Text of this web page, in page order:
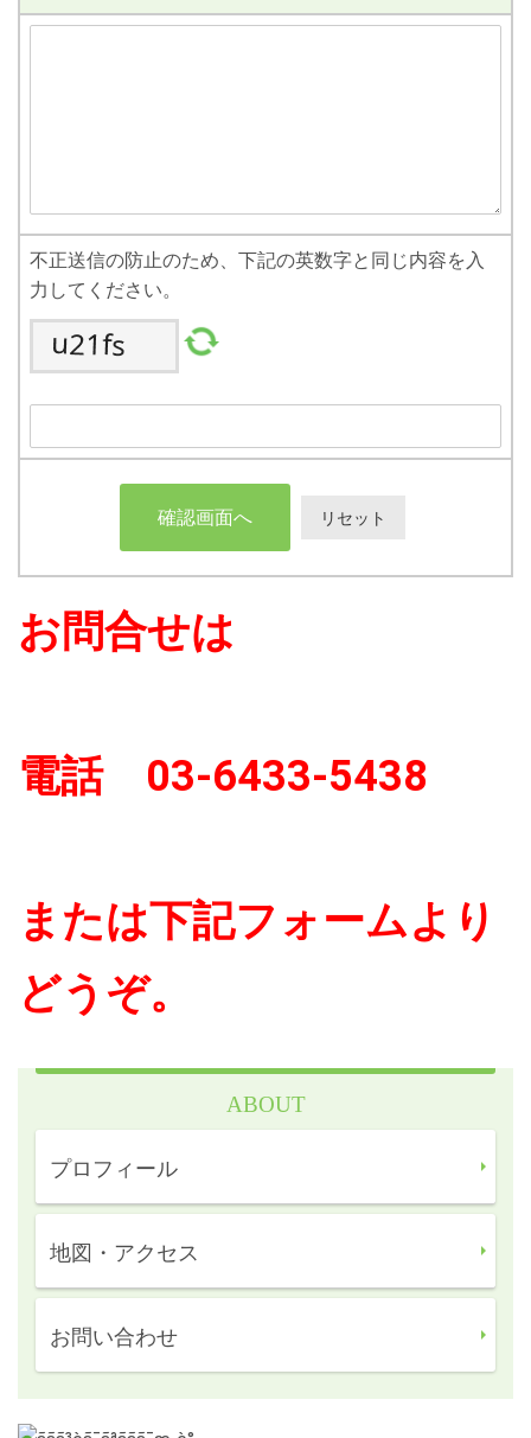
不正送信の防止のため、下記の英数字と同じ内容を入
力してください。
お問合せは
電話 03-6433-5438
または下記フォームより
どうぞ。
ABOUT
プロフィール
地図・アクセス
お問い合わせ